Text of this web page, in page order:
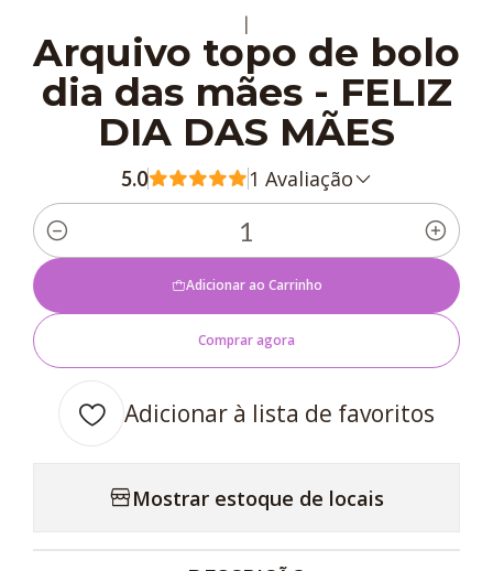
|
Arquivo topo de bolo
dia das mães - FELIZ
DIA DAS MÃES
5.0 1 Avaliação
Quantidade
Adicionar ao Carrinho
Comprar agora
Adicionar à lista de favoritos
Mostrar estoque de locais